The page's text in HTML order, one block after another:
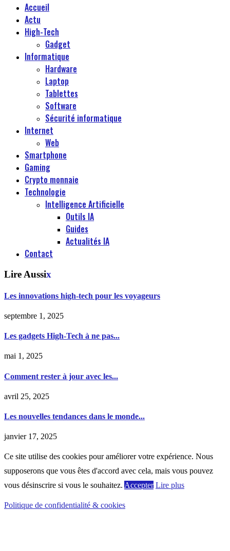
Accueil
Actu
High-Tech
Gadget
Informatique
Hardware
Laptop
Tablettes
Software
Sécurité informatique
Internet
Web
Smartphone
Gaming
Crypto monnaie
Technologie
Intelligence Artificielle
Outils IA
Guides
Actualités IA
Contact
Lire Aussix
Les innovations high-tech pour les voyageurs
septembre 1, 2025
Les gadgets High-Tech à ne pas...
mai 1, 2025
Comment rester à jour avec les...
avril 25, 2025
Les nouvelles tendances dans le monde...
janvier 17, 2025
Ce site utilise des cookies pour améliorer votre expérience. Nous
supposerons que vous êtes d'accord avec cela, mais vous pouvez
vous désinscrire si vous le souhaitez. Accepter Lire plus
Politique de confidentialité & cookies